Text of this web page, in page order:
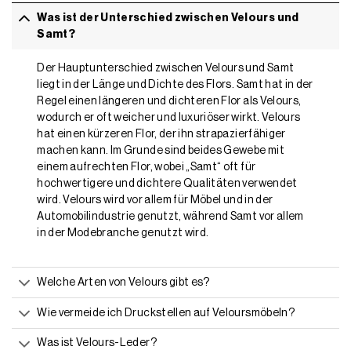
Was ist der Unterschied zwischen Velours und
Samt?
Der Hauptunterschied zwischen Velours und Samt
liegt in der Länge und Dichte des Flors. Samt hat in der
Regel einen längeren und dichteren Flor als Velours,
wodurch er oft weicher und luxuriöser wirkt. Velours
hat einen kürzeren Flor, der ihn strapazierfähiger
machen kann. Im Grunde sind beides Gewebe mit
einem aufrechten Flor, wobei „Samt“ oft für
hochwertigere und dichtere Qualitäten verwendet
wird. Velours wird vor allem für Möbel und in der
Automobilindustrie genutzt, während Samt vor allem
in der Modebranche genutzt wird.
Welche Arten von Velours gibt es?
Wie vermeide ich Druckstellen auf Veloursmöbeln?
Was ist Velours-Leder?